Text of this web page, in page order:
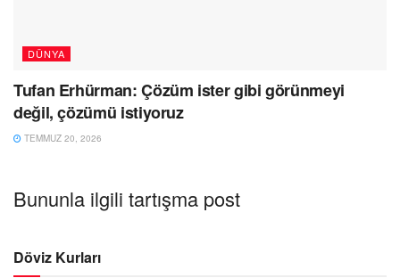
DÜNYA
Tufan Erhürman: Çözüm ister gibi görünmeyi
değil, çözümü istiyoruz
TEMMUZ 20, 2026
Bununla ilgili tartışma post
Döviz Kurları